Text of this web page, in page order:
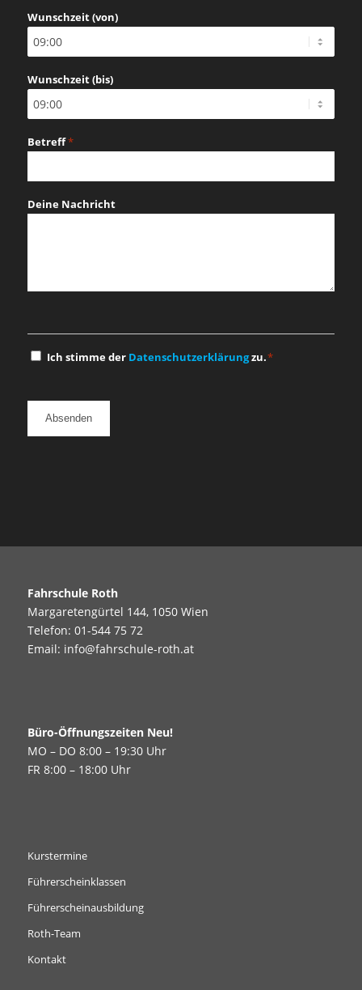
TT
Schrägstrich
JJJJ
Wunschzeit (von)
Wunschzeit (bis)
Betreff*
Deine Nachricht
Einwilligung
Ich stimme der Datenschutzerklärungzu.*
Fahrschule Roth
Margaretengürtel 144, 1050 Wien
Telefon: 01-544 75 72
Email: info@fahrschule-roth.at
Büro-Öffnungszeiten Neu!
MO – DO 8:00 – 19:30 Uhr
FR 8:00 – 18:00 Uhr
Kurstermine
Führerscheinklassen
Führerscheinausbildung
Roth-Team
Kontakt